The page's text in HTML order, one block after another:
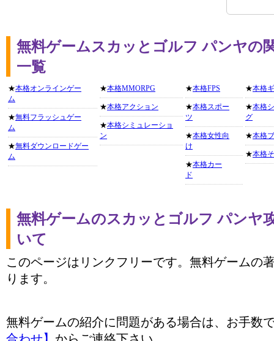
無料ゲームスカッとゴルフ パンヤの
一覧
★本格オンラインゲー
ム
★無料フラッシュゲー
ム
★無料ダウンロードゲー
ム
★本格MMORPG
★本格アクション
★本格シミュレーショ
ン
★本格FPS
★本格スポー
ツ
★本格女性向
け
★本格カー
ド
★本格
★本格
グ
★本格
★本格
無料ゲームのスカッとゴルフ パンヤ
いて
このページはリンクフリーです。無料ゲームの
ります。
無料ゲームの紹介に問題がある場合は、お手数